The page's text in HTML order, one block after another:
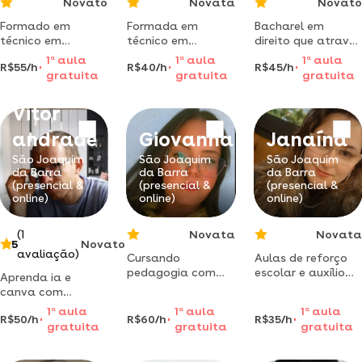
Formado em
técnico em
química e
engenharia
química, busca
possuam
dificuldade em
estudar, pois amo
isso e
conhecimento
deve ser passado!
R$55/h
1 aaula
gratuita
Formada em
técnico em
administração e
sendo babá desde
nova,tenho
conhecimento em
áreas escolares e
posso ajudar com
reforço
R$40/h
1 a aula
gratuita
Bacharel em
direito que através
de sua experiência
prova que é
possível a todos
futuro,
independente de
sua origem.
R$45/h
1 aaula
gratuita
Vitor
andrade
São Joaquim
da Barra
(presencial &
online)
5
(1
avaliação)
Novato
Aprenda ia e
canva com
método prático
para retornar ao
R$50/h
1 aaula
gratuita
Giovanna
São Joaquim
da Barra
(presencial &
online)
Novata
Cursando
pedagogia com
cursos aulas
particulares
R$60/h
1 a aula
gratuita
Janaína
São Joaquim
da Barra
(presencial &
online)
Novata
Aulas de reforço
escolar e auxílio
no planejamento e
metodologia no
R$35/h
1 aaula
gratuita